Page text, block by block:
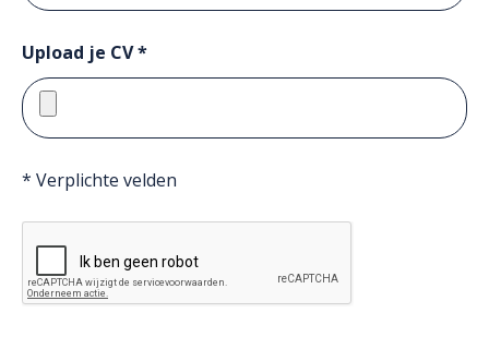
Upload je CV *
* Verplichte velden